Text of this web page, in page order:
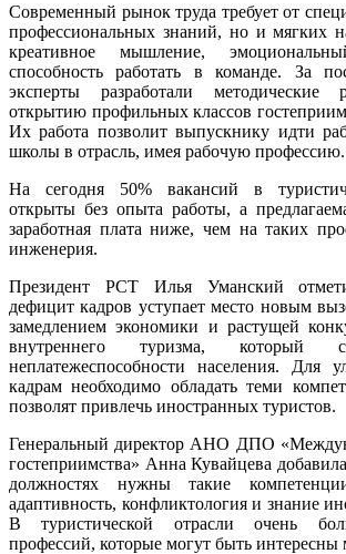
Современный рынок труда требует от
профессиональных знаний, но и мягких
креативное мышление,
способность работать в команде. За
эксперты разработали методические
открытию профильных классов
Их работа позволит выпускнику идти
школы в отрасль, имея рабочую профессию.
На сегодня 50% вакансий в
открыты без опыта работы, а
заработная плата ниже, чем на таких
инженерия.
Президент РСТ Илья Уманский
дефицит кадров уступает место новым
замедлением экономики и растущей
внутреннего туризма, который
неплатежеспособности населения. Для
кадрам необходимо обладать теми
позволят привлечь иностранных туристов.
Генеральный директор АНО ДПО
гостеприимства» Анна Кувайцева
должностях нужны такие
адаптивность, конфликтология и знание
В туристической отрасли очень
профессий, которые могут быть интересны